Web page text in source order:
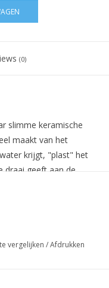
(0)
slimme keramische
maakt van het
krijgt, "plast" het
draai geeft aan de
vergelijken /Afdrukken